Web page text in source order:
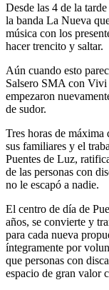
Desde las 4 de la
la banda La Nueva
música con los
hacer trencito y saltar.
Aún cuando esto
Salsero SMA con
empezaron
de sudor.
Tres horas de máxima
sus familiares y el
Puentes de Luz,
de las personas con
no le escapó a nadie.
El centro de día de
años, se convierte y
para cada nueva
íntegramente por
que personas con
espacio de gran valor